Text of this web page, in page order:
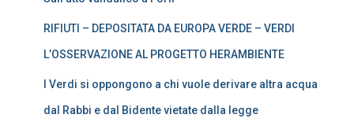
RIFIUTI – DEPOSITATA DA EUROPA VERDE – VERDI
L’OSSERVAZIONE AL PROGETTO HERAMBIENTE
I Verdi si oppongono a chi vuole derivare altra acqua
dal Rabbi e dal Bidente vietate dalla legge